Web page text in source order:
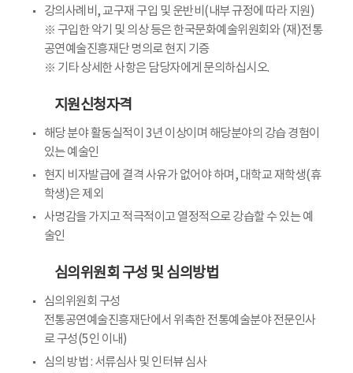
강의사례비, 교구재 구입 및 운반비(내부 규정에 따라 지원)
※ 구입한 악기 및 의상 등은 한국문화예술위원회와 (재)전통
공연예술진흥재단 명의로 현지 기증
※ 기타 상세한 사항은 담당자에게 문의하십시오.
지원신청자격
해당 분야 활동실적이 3년 이상이며 해당분야의 강습 경험이
있는 예술인
현지 비자발급에 결격 사유가 없어야 하며, 대학교 재학생(휴
학생)은 제외
사명감을 가지고 적극적이고 열정적으로 강습할 수 있는 예
술인
심의위원회 구성 및 심의방법
심의위원회 구성
전통공연예술진흥재단에서 위촉한 전통예술분야 전문인사
로 구성(5인 이내)
심의 방법 : 서류심사 및 인터뷰 심사